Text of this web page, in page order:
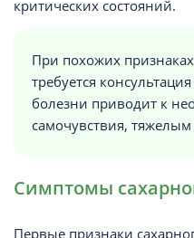
критических состояний.
При похожих
требуется
болезни приводит к
самочувствия,
Симптомы
Первые признаки